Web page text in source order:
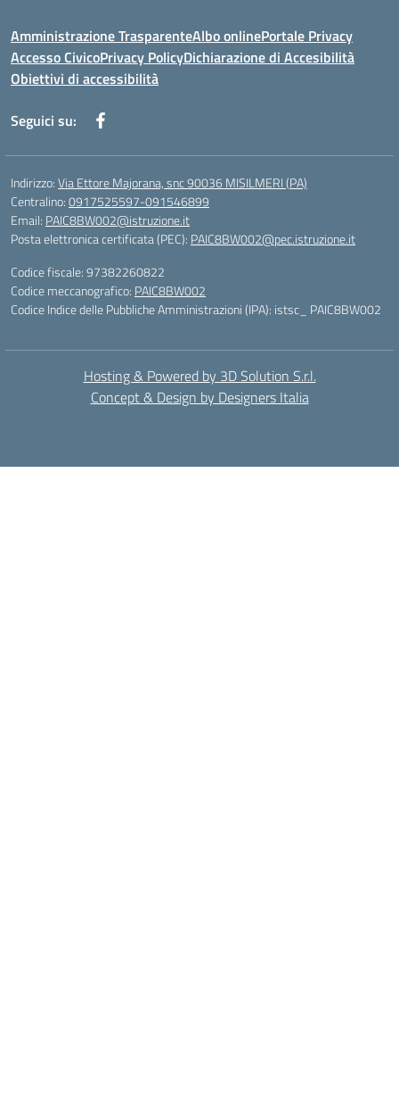
Amministrazione TrasparenteAlbo onlinePortale Privacy
Accesso CivicoPrivacy PolicyDichiarazione di Accesibilità
Obiettivi di accessibilità
Seguici su:
Indirizzo:Via Ettore Majorana, snc 90036 MISILMERI (PA)
Centralino:0917525597-091546899
Email: PAIC8BW002@istruzione.it
Posta elettronica certificata (PEC): PAIC8BW002@pec.istruzione.it
Codice fiscale: 97382260822
Codice meccanografico: PAIC8BW002
Codice Indice delle Pubbliche Amministrazioni (IPA): istsc_ PAIC8BW002
Hosting & Powered by 3D Solution S.r.l.
Concept & Design by Designers Italia